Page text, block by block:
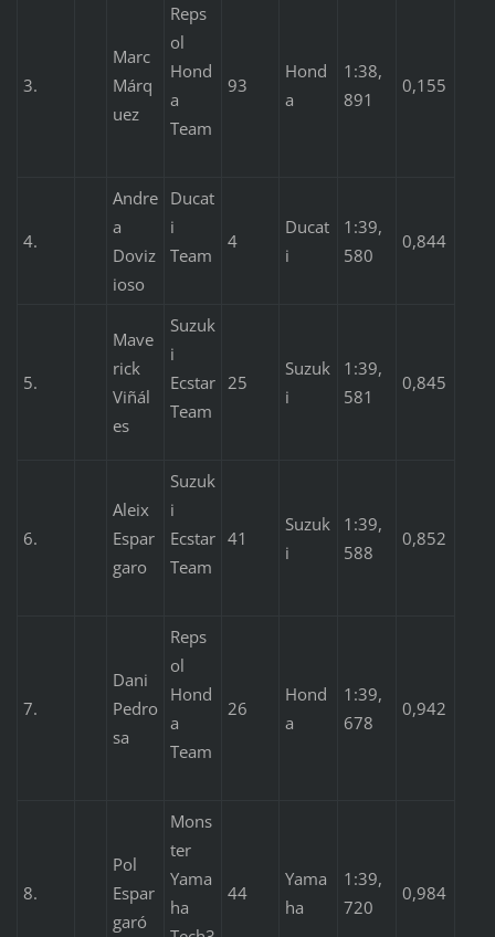
3.
Marc
Márq
uez
Reps
ol
Hond
a
Team
93
Hond
a
1:38,
891
0,155
4.
Andre
a
Doviz
ioso
Ducat
i
Team
4
Ducat
i
1:39,
580
0,844
5.
Mave
rick
Viñál
es
Suzuk
i
Ecstar
Team
25
Suzuk
i
1:39,
581
0,845
6.
Aleix
Espar
garo
Suzuk
i
Ecstar
Team
41
Suzuk
i
1:39,
588
0,852
7.
Dani
Pedro
sa
Reps
ol
Hond
a
Team
26
Hond
a
1:39,
678
0,942
8.
Pol
Espar
garó
Mons
ter
Yama
ha
44
Yama
ha
1:39,
720
0,984